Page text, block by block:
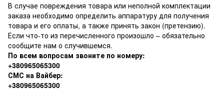
В случае повреждения товара или неполной комплектации
заказа необходимо определить аппаратуру для получения
товара и его оплаты, а также принять закон (претензию).
Если что-то из перечисленного произошло – обязательно
сообщите нам о случившемся.
По всем вопросам звоните по номеру:
+380965065300
СМС на Вайбер:
+380965065300